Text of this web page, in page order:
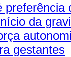
preferência
da
gestantes